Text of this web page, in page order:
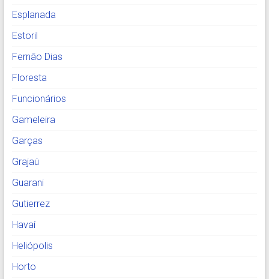
Esplanada
Estoril
Fernão Dias
Floresta
Funcionários
Gameleira
Garças
Grajaú
Guarani
Gutierrez
Havaí
Heliópolis
Horto